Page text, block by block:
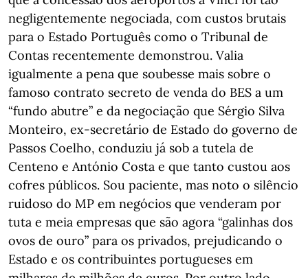
negligentemente negociada, com custos brutais
para o Estado Português como o Tribunal de
Contas recentemente demonstrou. Valia
igualmente a pena que soubesse mais sobre o
famoso contrato secreto de venda do BES a um
“fundo abutre” e da negociação que Sérgio Silva
Monteiro, ex-secretário de Estado do governo de
Passos Coelho, conduziu já sob a tutela de
Centeno e António Costa e que tanto custou aos
cofres públicos. Sou paciente, mas noto o silêncio
ruidoso do MP em negócios que venderam por
tuta e meia empresas que são agora “galinhas dos
ovos de ouro” para os privados, prejudicando o
Estado e os contribuintes portugueses em